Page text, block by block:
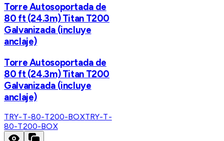
Torre Autosoportada de
80 ft (24.3m) Titan T200
Galvanizada (incluye
anclaje)
Torre Autosoportada de
80 ft (24.3m) Titan T200
Galvanizada (incluye
anclaje)
TRY-T-80-T200-BOXTRY-T-
80-T200-BOX